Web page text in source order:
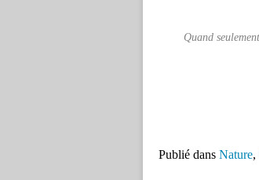
Quand
Publié dans Nature,